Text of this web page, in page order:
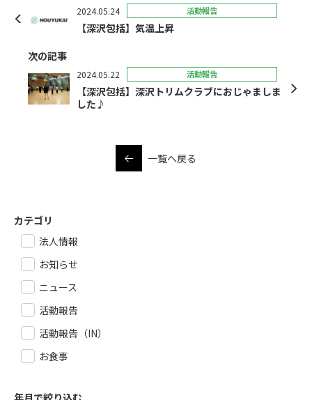
2024.05.24 活動報告
【深沢包括】気温上昇
次の記事
2024.05.22 活動報告
【深沢包括】深沢トリムクラブにおじゃましま
した♪
一覧へ戻る
カテゴリ
法人情報
お知らせ
ニュース
活動報告
活動報告（IN）
お食事
年月で絞り込む